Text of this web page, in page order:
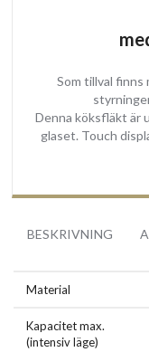
Denna frihängande
Köksfläkt med
specialbeställning
Fjärrkontroll
Skorsten (täckplåt)
Manual
2 års GARANTI
Som tillval
Denna köksfläkt är
glaset. Touch
BESKRIVNING
Material
Kapacitet max.
(intensiv läge)